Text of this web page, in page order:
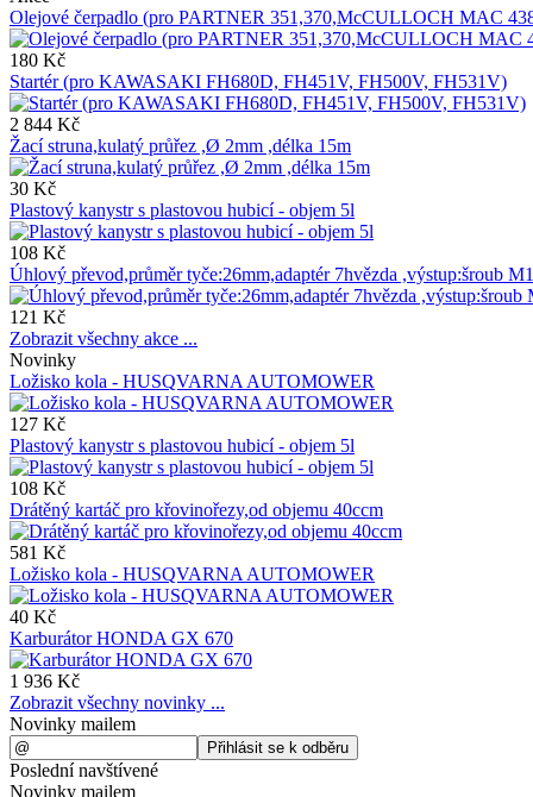
Olejové čerpadlo (pro PARTNER 351,370,McCULLOCH MAC
180 Kč
Startér (pro KAWASAKI FH680D, FH451V, FH500V, FH531V)
2 844 Kč
Žací struna,kulatý průřez ,Ø 2mm ,délka 15m
30 Kč
Plastový kanystr s plastovou hubicí - objem 5l
108 Kč
Úhlový převod,průměr tyče:26mm,adaptér 7hvězda ,výstup:šroub
121 Kč
Zobrazit všechny akce ...
Novinky
Ložisko kola - HUSQVARNA AUTOMOWER
127 Kč
Plastový kanystr s plastovou hubicí - objem 5l
108 Kč
Drátěný kartáč pro křovinořezy,od objemu 40ccm
581 Kč
Ložisko kola - HUSQVARNA AUTOMOWER
40 Kč
Karburátor HONDA GX 670
1 936 Kč
Zobrazit všechny novinky ...
Novinky mailem
Poslední navštívené
Novinky mailem